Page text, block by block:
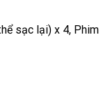
sạc lại) x 4, Phim